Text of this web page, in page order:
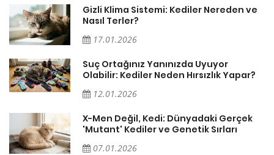
Gizli Klima Sistemi: Kediler Nereden ve
Nasıl Terler?
17.01.2026
Suç Ortağınız Yanınızda Uyuyor
Olabilir: Kediler Neden Hırsızlık Yapar?
12.01.2026
X-Men Değil, Kedi: Dünyadaki Gerçek
'Mutant' Kediler ve Genetik Sırları
07.01.2026